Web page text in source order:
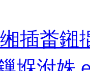
插畨鎺